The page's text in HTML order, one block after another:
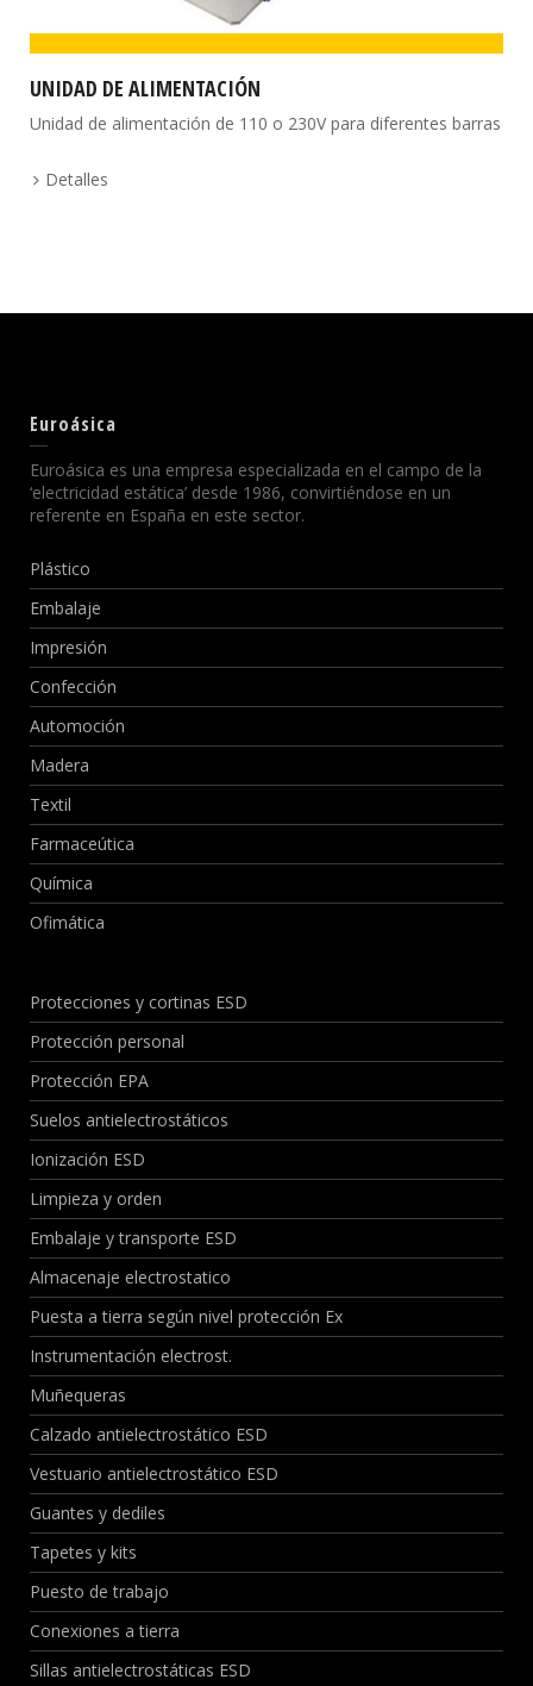
UNIDAD DE ALIMENTACIÓN
Unidad de alimentación de 110 o 230V para diferentes barras
Detalles
Euroásica
Euroásica es una empresa especializada en el campo de la
‘electricidad estática’ desde 1986, convirtiéndose en un
referente en España en este sector.
Plástico
Embalaje
Impresión
Confección
Automoción
Madera
Textil
Farmaceútica
Química
Ofimática
Protecciones y cortinas ESD
Protección personal
Protección EPA
Suelos antielectrostáticos
Ionización ESD
Limpieza y orden
Embalaje y transporte ESD
Almacenaje electrostatico
Puesta a tierra según nivel protección Ex
Instrumentación electrost.
Muñequeras
Calzado antielectrostático ESD
Vestuario antielectrostático ESD
Guantes y dediles
Tapetes y kits
Puesto de trabajo
Conexiones a tierra
Sillas antielectrostáticas ESD